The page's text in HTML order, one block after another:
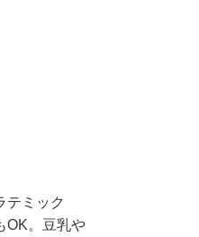
テミック
OK。豆乳や